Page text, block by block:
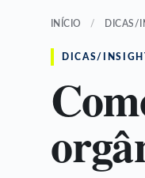
INÍCIO / DICAS/
DICAS/